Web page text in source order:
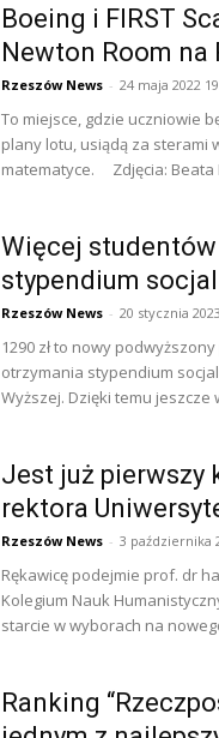
Boeing i FIRST
Newton Room
Rzeszów News - 24 maja 2022
To miejsce, gdzie uczniowie
plany lotu, usiądą za sterami
matematyce. Zdjęcia: Beata
Więcej
stypendium
Rzeszów News - 20 stycznia
1290 zł to nowy
otrzymania stypendium
Wyższej. Dzięki temu jeszcze
Jest już pierwszy
rektora
Rzeszów News - 3 października
Rękawicę podejmie prof. dr
Kolegium Nauk
starcie w wyborach na
Ranking